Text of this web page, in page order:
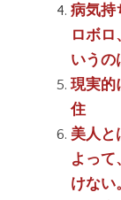
病気持
ロボロ
いうの
現実的
住
美人と
よって
けない